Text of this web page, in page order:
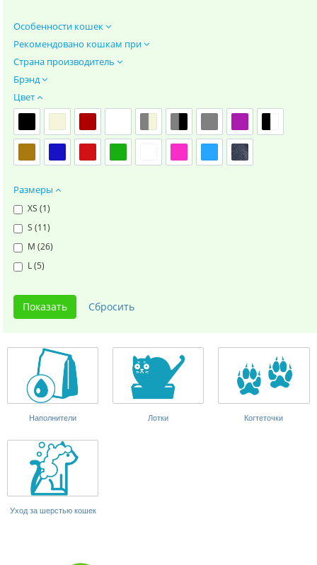
Особенности кошек
Рекомендовано кошкам при
Страна производитель
Брэнд
Цвет
Размеры
XS (1)
S (11)
M (26)
L (5)
Наполнители Лотки Когтеточки
Уход за шерстью кошек